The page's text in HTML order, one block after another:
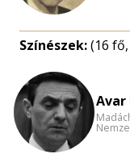
Színészek:(16
Avar